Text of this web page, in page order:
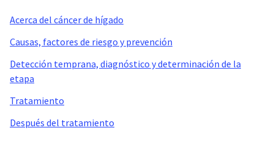
Acerca del cáncer de hígado
Causas, factores de riesgo y prevención
Detección temprana, diagnóstico y determinación de la
etapa
Tratamiento
Después del tratamiento